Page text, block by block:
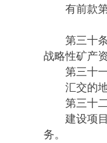
有前款第
第三十条
战略性矿产
第三十一
汇交的地
第三十二
建设项目
务。